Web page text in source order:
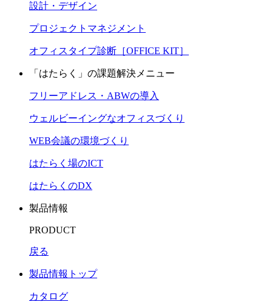
設計・デザイン
プロジェクトマネジメント
オフィスタイプ診断［OFFICE KIT］
「はたらく」の課題解決メニュー
フリーアドレス・ABWの導入
ウェルビーイングなオフィスづくり
WEB会議の環境づくり
はたらく場のICT
はたらくのDX
製品情報
PRODUCT
戻る
製品情報トップ
カタログ